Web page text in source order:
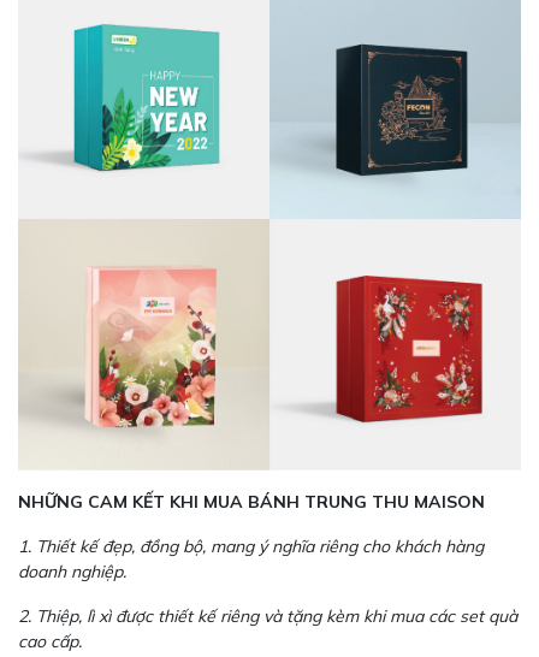
NHỮNG CAM KẾT KHI MUA BÁNH TRUNG THU MAISON
1. Thiết kế đẹp, đồng bộ, mang ý nghĩa riêng cho khách hàng
doanh nghiệp.
2. Thiệp, lì xì được thiết kế riêng và tặng kèm khi mua các set quà
cao cấp.